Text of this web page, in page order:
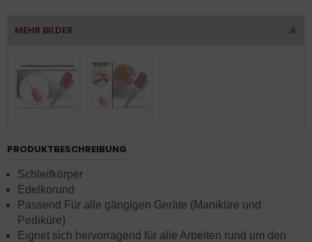
MEHR BILDER
PRODUKTBESCHREIBUNG
Schleifkörper
Edelkorund
Passend Für alle gängigen Geräte (Maniküre und
Pediküre)
Eignet sich hervorragend für alle Arbeiten rund um den